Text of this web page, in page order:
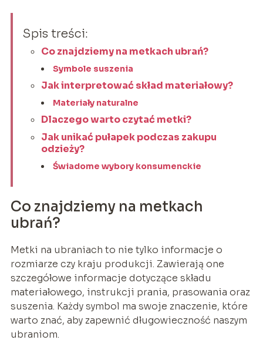
Spis treści:
Co znajdziemy na metkach ubrań?
Symbole suszenia
Jak interpretować skład materiałowy?
Materiały naturalne
Dlaczego warto czytać metki?
Jak unikać pułapek podczas zakupu
odzieży?
Świadome wybory konsumenckie
Co znajdziemy na metkach
ubrań?
Metki na ubraniach to nie tylko informacje o
rozmiarze czy kraju produkcji. Zawierają one
szczegółowe informacje dotyczące składu
materiałowego, instrukcji prania, prasowania oraz
suszenia. Każdy symbol ma swoje znaczenie, które
warto znać, aby zapewnić długowieczność naszym
ubraniom.